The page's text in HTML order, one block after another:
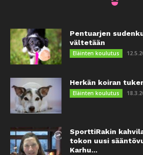
Pentuarjen
vältetään
Eläinten koulutus
Herkän koiran
Eläinten koulutus
SporttiRakin
tokon uusi
Karhu...